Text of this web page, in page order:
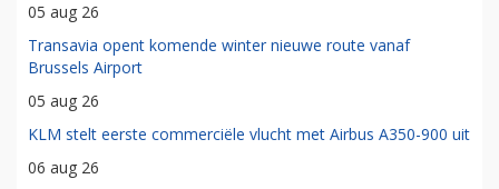
05 aug 26
Transavia opent komende winter nieuwe route vanaf
Brussels Airport
05 aug 26
KLM stelt eerste commerciële vlucht met Airbus A350-900 uit
06 aug 26